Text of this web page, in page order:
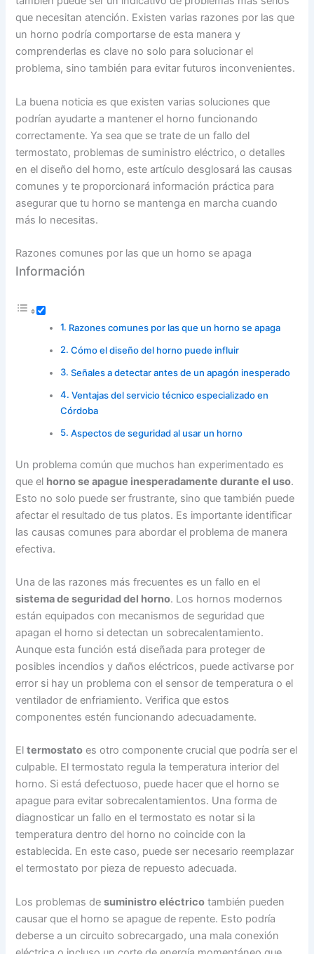
que necesitan atención. Existen varias razones por las que
un horno podría comportarse de esta manera y
comprenderlas es clave no solo para solucionar el
problema, sino también para evitar futuros inconvenientes.
La buena noticia es que existen varias soluciones que
podrían ayudarte a mantener el horno funcionando
correctamente. Ya sea que se trate de un fallo del
termostato, problemas de suministro eléctrico, o detalles
en el diseño del horno, este artículo desglosará las causas
comunes y te proporcionará información práctica para
asegurar que tu horno se mantenga en marcha cuando
más lo necesitas.
Razones comunes por las que un horno se apaga
Información
Razones comunes por las que un horno se apaga
Cómo el diseño del horno puede influir
Señales a detectar antes de un apagón inesperado
Ventajas del servicio técnico especializado en
Córdoba
Aspectos de seguridad al usar un horno
Un problema común que muchos han experimentado es
que el horno se apague inesperadamente durante el uso.
Esto no solo puede ser frustrante, sino que también puede
afectar el resultado de tus platos. Es importante identificar
las causas comunes para abordar el problema de manera
efectiva.
Una de las razones más frecuentes es un fallo en el
sistema de seguridad del horno. Los hornos modernos
están equipados con mecanismos de seguridad que
apagan el horno si detectan un sobrecalentamiento.
Aunque esta función está diseñada para proteger de
posibles incendios y daños eléctricos, puede activarse por
error si hay un problema con el sensor de temperatura o el
ventilador de enfriamiento. Verifica que estos
componentes estén funcionando adecuadamente.
Eltermostato es otro componente crucial que podría ser el
culpable. El termostato regula la temperatura interior del
horno. Si está defectuoso, puede hacer que el horno se
apague para evitar sobrecalentamientos. Una forma de
diagnosticar un fallo en el termostato es notar si la
temperatura dentro del horno no coincide con la
establecida. En este caso, puede ser necesario reemplazar
el termostato por pieza de repuesto adecuada.
Los problemas desuministro eléctrico también pueden
causar que el horno se apague de repente. Esto podría
deberse a un circuito sobrecargado, una mala conexión